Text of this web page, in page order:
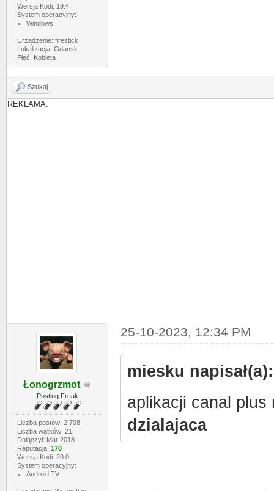
Wersja Kodi: 19.4
System operacyjny:
Windows
Urządzenie: firestick
Lokalizacja: Gdansk
Płeć: Kobieta
Szukaj
REKLAMA:
Łonogrzmot
Posting Freak
Liczba postów: 2,708
Liczba wątków: 21
Dołączył: Mar 2018
Reputacja: 170
Wersja Kodi: 20.0
System operacyjny:
Android TV
25-10-2023, 12:34 PM
miesku napisał(a):
aplikacji canal plus
dzialajaca